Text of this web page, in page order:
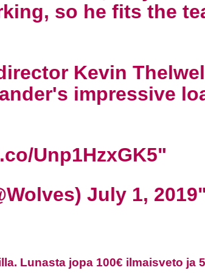
so he fits the
Kevin
impressive
Unp1HzxGK5
July 1, 2019
Lunasta jopa 100€ ilmaisveto ja